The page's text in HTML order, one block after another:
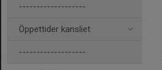
-------------------
Öppettider kansliet
-------------------